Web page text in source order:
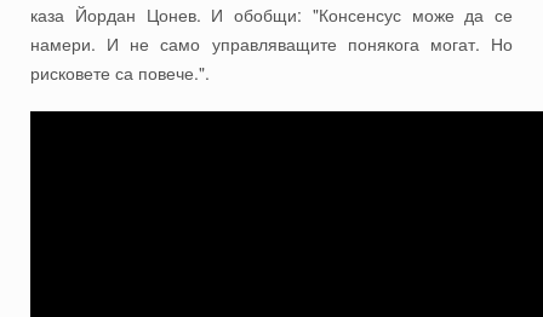
каза Йордан Цонев. И обобщи: "Консенсус може да се
намери. И не само управляващите понякога могат. Но
рисковете са повече.".